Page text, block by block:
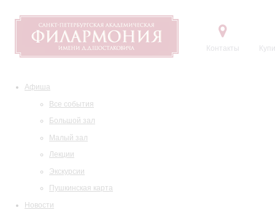
Контакты
Афиша
Все события
Большой зал
Малый зал
Лекции
Экскурсии
Пушкинская карта
Новости